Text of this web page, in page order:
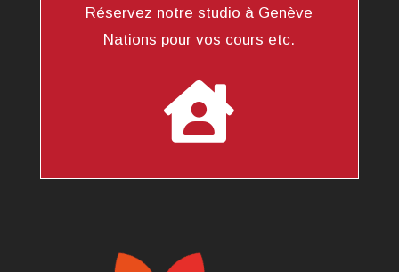
Réservez notre studio à Genève
Nations pour vos cours etc.
